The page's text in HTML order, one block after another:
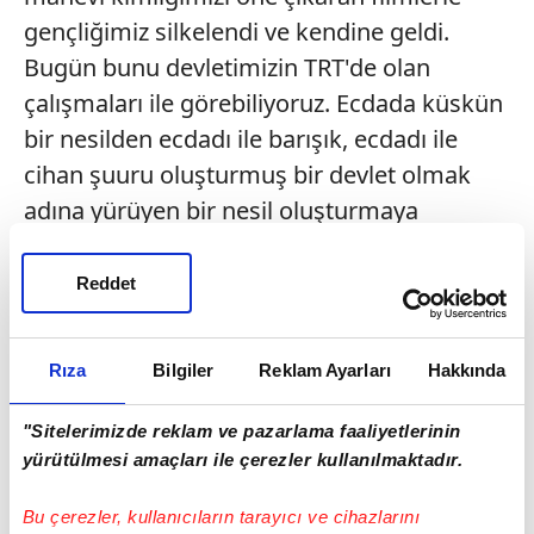
Rıza Bilgiler Reklam Ayarları Hakkında
"Sitelerimizde reklam ve pazarlama faaliyetlerinin
yürütülmesi amaçları ile çerezler kullanılmaktadır.
Bu çerezler, kullanıcıların tarayıcı ve cihazlarını
Reddet
gençliğimiz silkelendi ve kendine geldi.
Bugün bunu devletimizin TRT'de olan
çalışmaları ile görebiliyoruz. Ecdada küskün
bir nesilden ecdadı ile barışık, ecdadı ile
cihan şuuru oluşturmuş bir devlet olmak
adına yürüyen bir nesil oluşturmaya
başladık. Burada ilk gösteriyi pandemi ile
mücadelede en ön safta mücadele eden
sağlık çalışanlarına yapmak istedik. "
Konuşmaların ardından Makas ve
katılımcılar, Cumhuriyet Meydanı'ndaki
Gezen Sinema Tırı'nda ilk kısa film
gösterimini Kovid-19 salgınıyla mücadele
eden sağlık çalışanları ile izledi.